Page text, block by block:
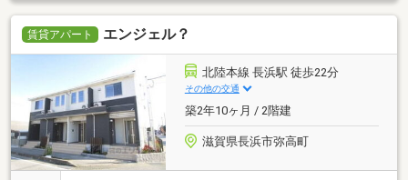
賃貸アパート エンジェル？
北陸本線 長浜駅 徒歩22分
その他の交通
築2年10ヶ月 / 2階建
滋賀県長浜市弥高町